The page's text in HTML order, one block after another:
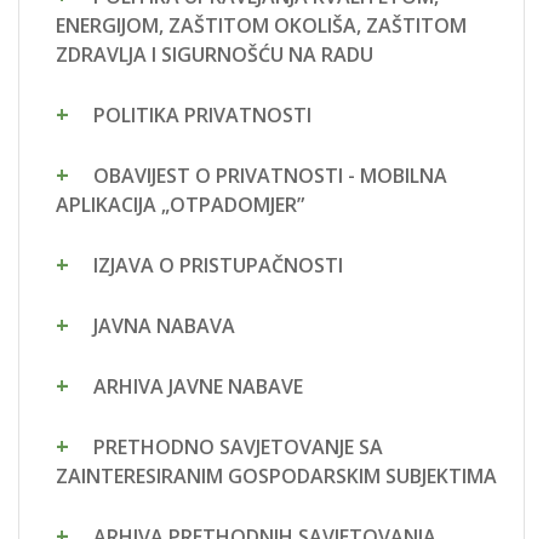
ENERGIJOM, ZAŠTITOM OKOLIŠA, ZAŠTITOM
ZDRAVLJA I SIGURNOŠĆU NA RADU
POLITIKA PRIVATNOSTI
OBAVIJEST O PRIVATNOSTI - MOBILNA
APLIKACIJA „OTPADOMJER”
IZJAVA O PRISTUPAČNOSTI
JAVNA NABAVA
ARHIVA JAVNE NABAVE
PRETHODNO SAVJETOVANJE SA
ZAINTERESIRANIM GOSPODARSKIM SUBJEKTIMA